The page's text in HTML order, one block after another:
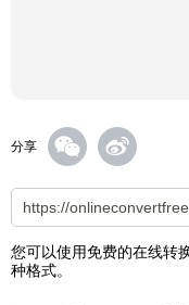
分享
您可以使用免费的在线转
种格式。